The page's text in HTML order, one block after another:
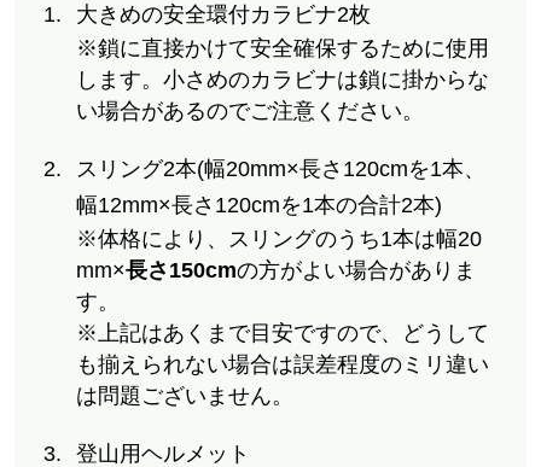
大きめの安全環付カラビナ2枚
※鎖に直接かけて安全確保するために使用
します。小さめのカラビナは鎖に掛からな
い場合があるのでご注意ください。
スリング2本(幅20mm×長さ120cmを1本、
幅12mm×長さ120cmを1本の合計2本)
※体格により、スリングのうち1本は幅20
mm×長さ150cmの方がよい場合がありま
す。
※上記はあくまで目安ですので、どうして
も揃えられない場合は誤差程度のミリ違い
は問題ございません。
登山用ヘルメット